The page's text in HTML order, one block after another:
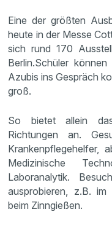
Eine der größten
heute in der Messe
sich rund 170
Berlin.Schüler
Azubis ins Gespräch
groß.
So bietet allein
Richtungen an.
Krankenpflegehelfer,
Medizinische
Laboranalytik.
ausprobieren, z.B.
beim Zinngießen.